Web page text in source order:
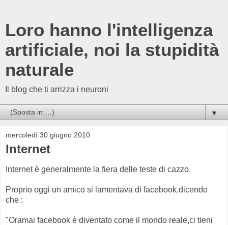
Loro hanno l'intelligenza
artificiale, noi la stupidità
naturale
Il blog che ti arrizza i neuroni
▼
mercoledì 30 giugno 2010
Internet
Internet è generalmente la fiera delle teste di cazzo.
Proprio oggi un amico si lamentava di facebook,dicendo
che :
"Oramai facebook è diventato come il mondo reale,ci tieni